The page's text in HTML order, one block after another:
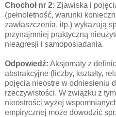
Chochoł nr 2: Zjawiska i
(pełnoletność, warunki
zawłaszczenia, itp.) wykazują
przynajmniej praktyczną
nieagresji i samoposiadania.
Odpowiedź: Aksjomaty z
abstrakcyjne (liczby, kształty,
pojęcia nieostre w odniesieniu
rzeczywistości. W związku z
nieostrości wyżej
empirycznej może dowodzić